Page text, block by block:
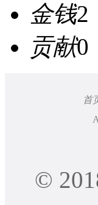
金钱2
贡献0
首
©